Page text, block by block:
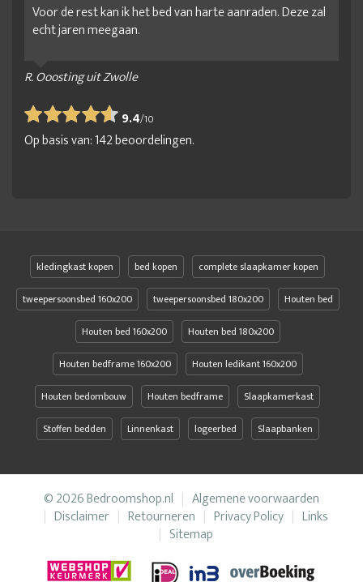
Voor de rest kan ik het bed van harte aanraden. Deze zal
echt jaren meegaan.
R. Ooosting uit Zwolle
9.4/10
Op basis van:142beoordelingen.
kledingkast kopen bed kopen
complete slaapkamer kopen
tweepersoonsbed 160x200
tweepersoonsbed 180x200
Houten bed
Houten bed 160x200
Houten bed 180x200
Houten bedframe 160x200
Houten ledikant 160x200
Houten bedombouw
Houten bedframe
Slaapkamerkast
Stoffen bedden
Linnenkast logeerbed Slaapbanken
© 2026 Bedroomshop.nl
Algemene voorwaarden
Disclaimer
Retourneren Privacy Policy
Links
Sitemap